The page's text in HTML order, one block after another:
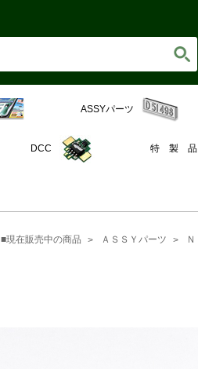
ASSYパーツ
DCC 特 製 品
■現在販売中の商品 ＡＳＳＹパーツ Ｎ